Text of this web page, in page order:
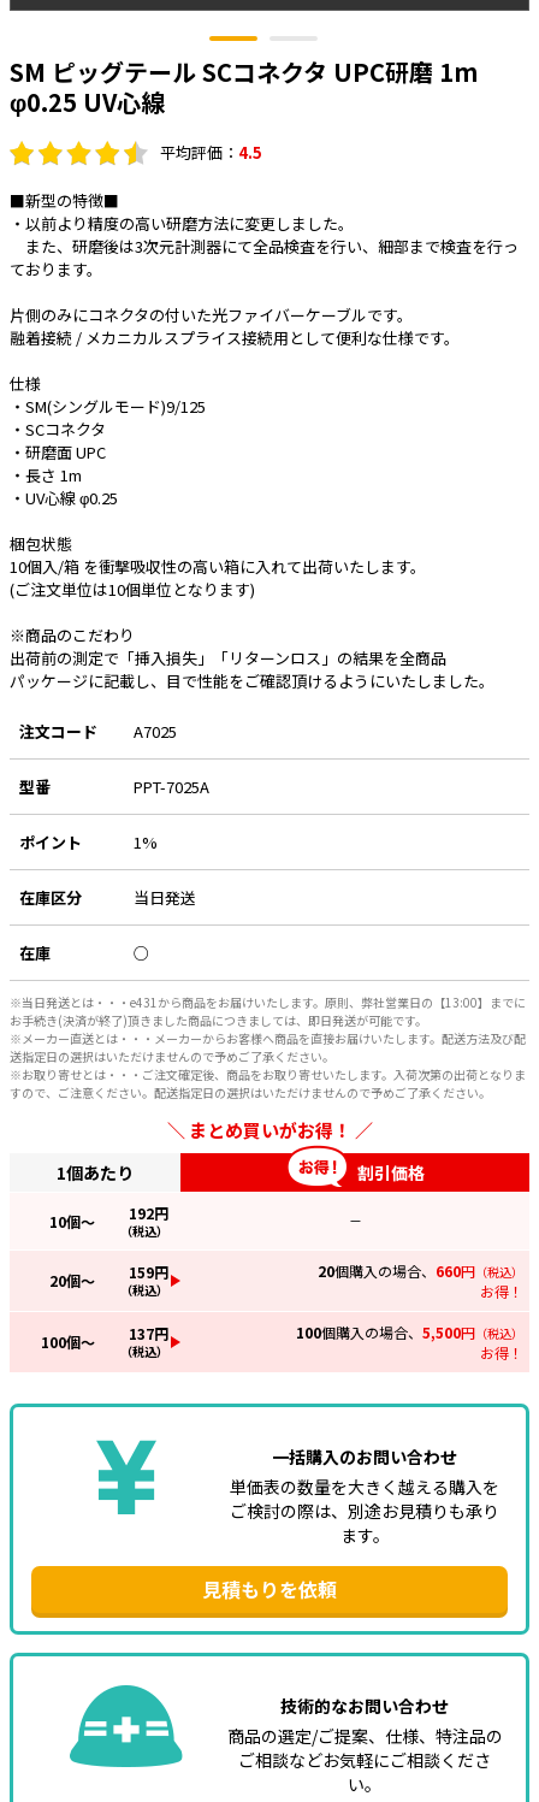
ボックス・ビニル電線管付属品・引き込
みカバー
工具関連
EV充電設備工事関連
感染症関連
その他
暑さ対策
SM ピッグテール SCコネクタ UPC研磨 1m
φ0.25 UV心線
平均評価： 4.5
■新型の特徴■
・以前より精度の高い研磨方法に変更しました。
また、研磨後は3次元計測器にて全品検査を行い、細部まで検査を行っ
ております。
片側のみにコネクタの付いた光ファイバーケーブルです。
融着接続 / メカニカルスプライス接続用として便利な仕様です。
仕様
・SM(シングルモード)9/125
・SCコネクタ
・研磨面 UPC
・長さ 1m
・UV心線 φ0.25
梱包状態
10個入/箱 を衝撃吸収性の高い箱に入れて出荷いたします。
(ご注文単位は10個単位となります)
※商品のこだわり
出荷前の測定で「挿入損失」「リターンロス」の結果を全商品
パッケージに記載し、目で性能をご確認頂けるようにいたしました。
注文コード A7025
型番 PPT-7025A
ポイント 1%
在庫区分 当日発送
在庫 ○
※当日発送とは・・・e431から商品をお届けいたします。原則、弊社営業日の【13:00】までに
お手続き(決済が終了)頂きました商品につきましては、即日発送が可能です。
※メーカー直送とは・・・メーカーからお客様へ商品を直接お届けいたします。配送方法及び配
送指定日の選択はいただけませんので予めご了承ください。
※お取り寄せとは・・・ご注文確定後、商品をお取り寄せいたします。入荷次第の出荷となりま
すので、ご注意ください。配送指定日の選択はいただけませんので予めご了承ください。
まとめ買いがお得！
1個あたり 割引価格
10個～ 192円
（税込）
—
20個～ 159円
（税込）
20個購入の場合、 660円 （税込）
お得！
100個～ 137円
（税込）
100個購入の場合、 5,500円 （税込）
お得！
一括購入のお問い合わせ
単価表の数量を大きく越える購入を
ご検討の際は、別途お見積りも承り
ます。
見積もりを依頼
技術的なお問い合わせ
商品の選定/ご提案、仕様、特注品の
ご相談などお気軽にご相談くださ
い。